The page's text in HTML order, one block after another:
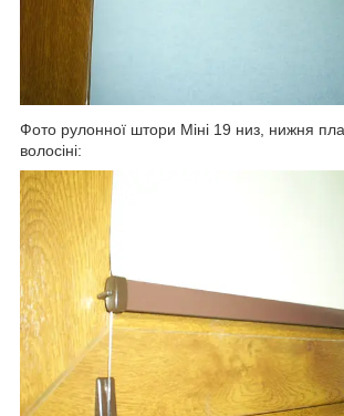
Фото рулонної штори Міні 19 низ, нижня
волосіні: